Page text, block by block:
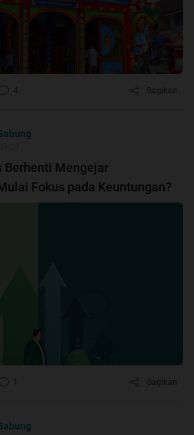
4 Bagikan
Berhenti Mengejar
Fokus pada Keuntungan?
Bagikan